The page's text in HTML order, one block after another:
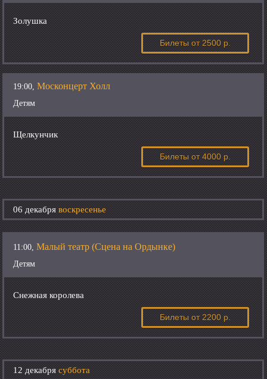
Золушка
Билеты от 2500 р.
19:00,Москонцерт Холл
Детям
Щелкунчик
Билеты от 4000 р.
06 декабрявоскресенье
11:00,Малый театр (Сцена на Ордынке)
Детям
Снежная королева
Билеты от 2200 р.
12 декабрясуббота